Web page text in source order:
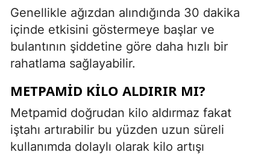
Genellikle ağızdan alındığında 30 dakika
içinde etkisini göstermeye başlar ve
bulantının şiddetine göre daha hızlı bir
rahatlama sağlayabilir.
METPAMID KILO ALDIRIR MI?
Metpamid doğrudan kilo aldırmaz fakat
iştahı artırabilir bu yüzden uzun süreli
kullanımda dolaylı olarak kilo artışı